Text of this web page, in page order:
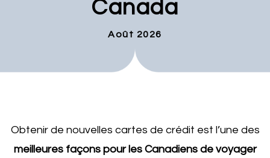
Canada
Août 2026
Obtenir de nouvelles cartes de crédit est l’une des
meilleures façons pour les Canadiens de voyager